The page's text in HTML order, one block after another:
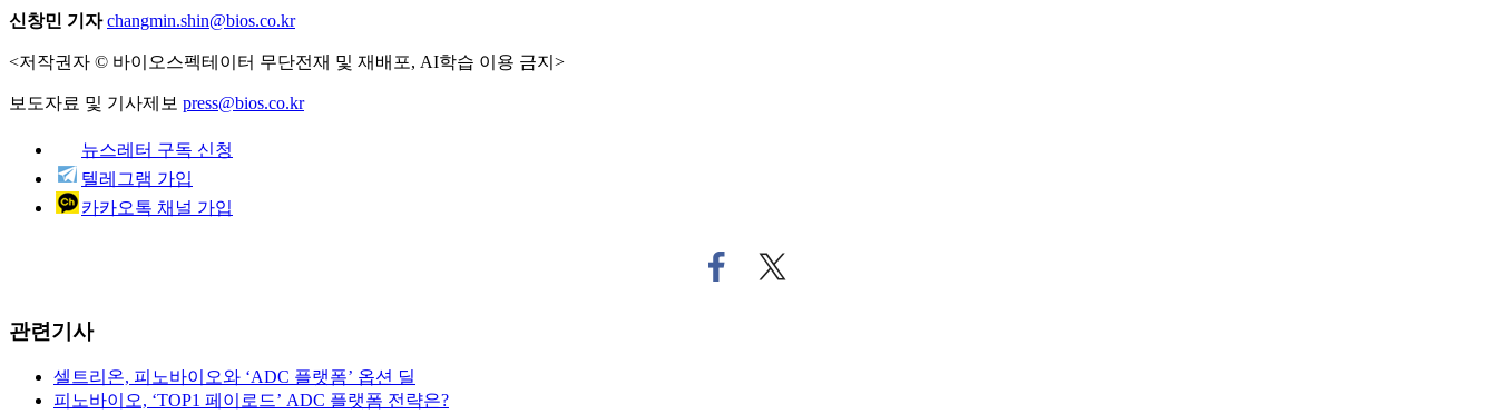
신창민 기자 changmin.shin@bios.co.kr
<저작권자 © 바이오스펙테이터 무단전재 및 재배포, AI학습 이용 금지>
보도자료 및 기사제보 press@bios.co.kr
뉴스레터 구독 신청
텔레그램 가입
카카오톡 채널 가입
페
이
트
위
관련기사
셀트리온, 피노바이오와 ‘ADC 플랫폼’ 옵션 딜
피노바이오, ‘TOP1 페이로드’ ADC 플랫폼 전략은?